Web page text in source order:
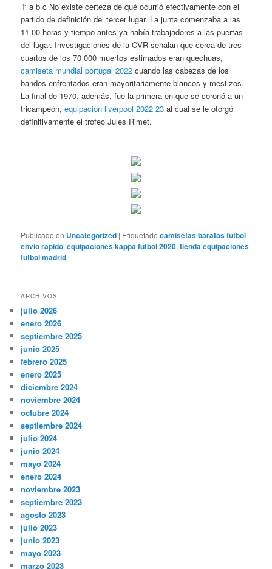
↑ a b c No existe certeza de qué ocurrió efectivamente con el
partido de definición del tercer lugar. La junta comenzaba a las
11.00 horas y tiempo antes ya había trabajadores a las puertas
del lugar. Investigaciones de la CVR señalan que cerca de tres
cuartos de los 70 000 muertos estimados eran quechuas,
camiseta mundial portugal 2022 cuando las cabezas de los
bandos enfrentados eran mayoritariamente blancos y mestizos.
La final de 1970, además, fue la primera en que se coronó a un
tricampeón,equipacion liverpool 2022 23 al cual se le otorgó
definitivamente el trofeo Jules Rimet.
Publicado en Uncategorized | Etiquetado camisetas baratas futbol
envio rapido,equipaciones kappa futbol 2020,tienda equipaciones
futbol madrid
ARCHIVOS
julio 2026
enero 2026
septiembre 2025
junio 2025
febrero 2025
enero 2025
diciembre 2024
noviembre 2024
octubre 2024
septiembre 2024
julio 2024
junio 2024
mayo 2024
enero 2024
noviembre 2023
septiembre 2023
agosto 2023
julio 2023
junio 2023
mayo 2023
marzo 2023